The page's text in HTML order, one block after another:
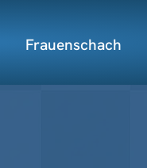
Frauenschach